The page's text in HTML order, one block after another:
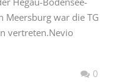
Meersburg war die TG
vertreten.Nevio
0